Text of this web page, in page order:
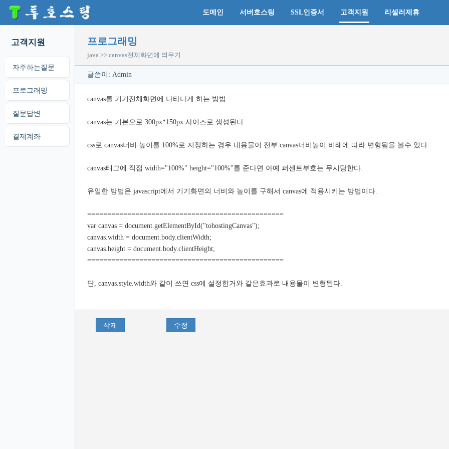
도메인 서버호스팅 SSL인증서 고객지원 리셀러제휴
고객지원
자주하는질문
프로그래밍
질문답변
결제계좌
프로그래밍
java >> canvas전체화면에 띄우기
글쓴이: Admin
canvas를 기기전체화면에 나타나게 하는 방법
canvas는 기본으로 300px*150px 사이즈로 생성된다.
css로 canvas너비 높이를 100%로 지정하는 경우 내용물이 전부 canvas너비높이 비례에 따라 변형됨을 볼수 있다.
canvas태그에 직접 width="100%" height="100%"를 준다면 아예 퍼센트부호는 무시당한다.
유일한 방법은 javascript에서 기기화면의 너비와 높이를 구해서 canvas에 적용시키는 방법이다.
=================================================
var canvas = document.getElementById("tohostingCanvas");
canvas.width = document.body.clientWidth;
canvas.height = document.body.clientHeight;
=================================================
단, canvas.style.width와 같이 쓰면 css에 설정한거와 같은효과로 내용물이 변형된다.
삭제 수정